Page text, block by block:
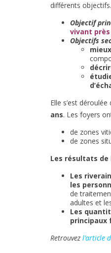
différents objectifs.
Objectif
vivant
Objectifs
Elle s’est
ans. Les foyers
de zones
de zones
Les résultats de
Les
les
de
adultes et
Les
principaux
Retrouvez l’article